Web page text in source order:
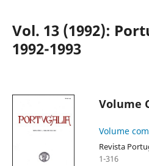
Vol. 13 (1992):
1992-1993
Volume
Volume
Revista
1-316